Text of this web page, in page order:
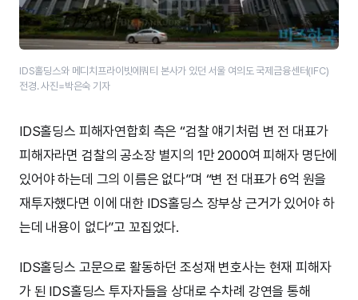
IDS홀딩스와 메디치프라이빗에쿼티 본사가 있던 서울 여의도 국제금융센터(IFC)
전경. 사진=박은숙 기자
IDS홀딩스 피해자연합회 측은 “검찰 얘기처럼 변 전 대표가
피해자라면 검찰의 공소장 별지의 1만 2000여 피해자 명단에
있어야 하는데 그의 이름은 없다”며 “변 전 대표가 6억 원을
재투자했다면 이에 대한 IDS홀딩스 장부상 근거가 있어야 하
는데 내용이 없다”고 꼬집었다.
IDS홀딩스 고문으로 활동하던 조성재 변호사는 현재 피해자
가 된 IDS홀딩스 투자자들을 상대로 수차례 강연을 통해